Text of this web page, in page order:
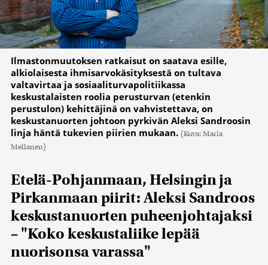
Ilmastonmuutoksen ratkaisut on saatava esille,
alkiolaisesta ihmisarvokäsityksestä on tultava
valtavirtaa ja sosiaaliturvapolitiikassa
keskustalaisten roolia perusturvan (etenkin
perustulon) kehittäjinä on vahvistettava, on
keskustanuorten johtoon pyrkivän Aleksi Sandroosin
linja häntä tukevien piirien mukaan. (Kuva: Maria
Mellanen)
Etelä-Pohjanmaan, Helsingin ja
Pirkanmaan piirit: Aleksi Sandroos
keskustanuorten puheenjohtajaksi
– "Koko keskustaliike lepää
nuorisonsa varassa"